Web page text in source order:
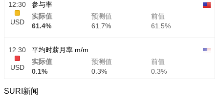
12:30
USD
参与率
实际值
61.4%
预测值
61.7%
前值
61.5%
12:30
USD
平均时薪月率 m/m
实际值
0.1%
预测值
0.3%
前值
0.3%
12:30
平均时薪年率 y/y
SURI新闻